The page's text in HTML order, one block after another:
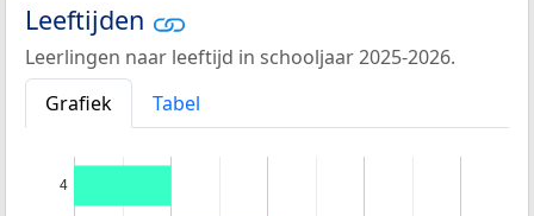
Leeftijden
Leerlingen naar leeftijd in schooljaar 2025-2026.
Grafiek
Tabel
4